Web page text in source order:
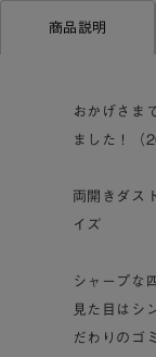
商品説明
おかげさま
ました！（
両開きダス
イズ
シャープな
見た目はシ
だわりのゴ